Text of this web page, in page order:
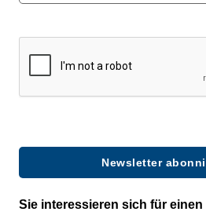
Newsletter
Sie interessieren sich für